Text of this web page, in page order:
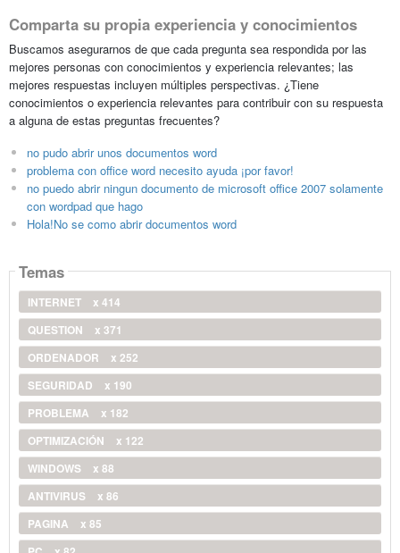
Comparta su propia experiencia y conocimientos
Buscamos asegurarnos de que cada pregunta sea respondida por las
mejores personas con conocimientos y experiencia relevantes; las
mejores respuestas incluyen múltiples perspectivas. ¿Tiene
conocimientos o experiencia relevantes para contribuir con su respuesta
a alguna de estas preguntas frecuentes?
no pudo abrir unos documentos word
problema con office word necesito ayuda ¡por favor!
no puedo abrir ningun documento de microsoft office 2007 solamente
con wordpad que hago
Hola!No se como abrir documentos word
Temas
INTERNET
x 414
QUESTION
x 371
ORDENADOR
x 252
SEGURIDAD
x 190
PROBLEMA
x 182
OPTIMIZACIÓN
x 122
WINDOWS
x 88
ANTIVIRUS
x 86
PAGINA
x 85